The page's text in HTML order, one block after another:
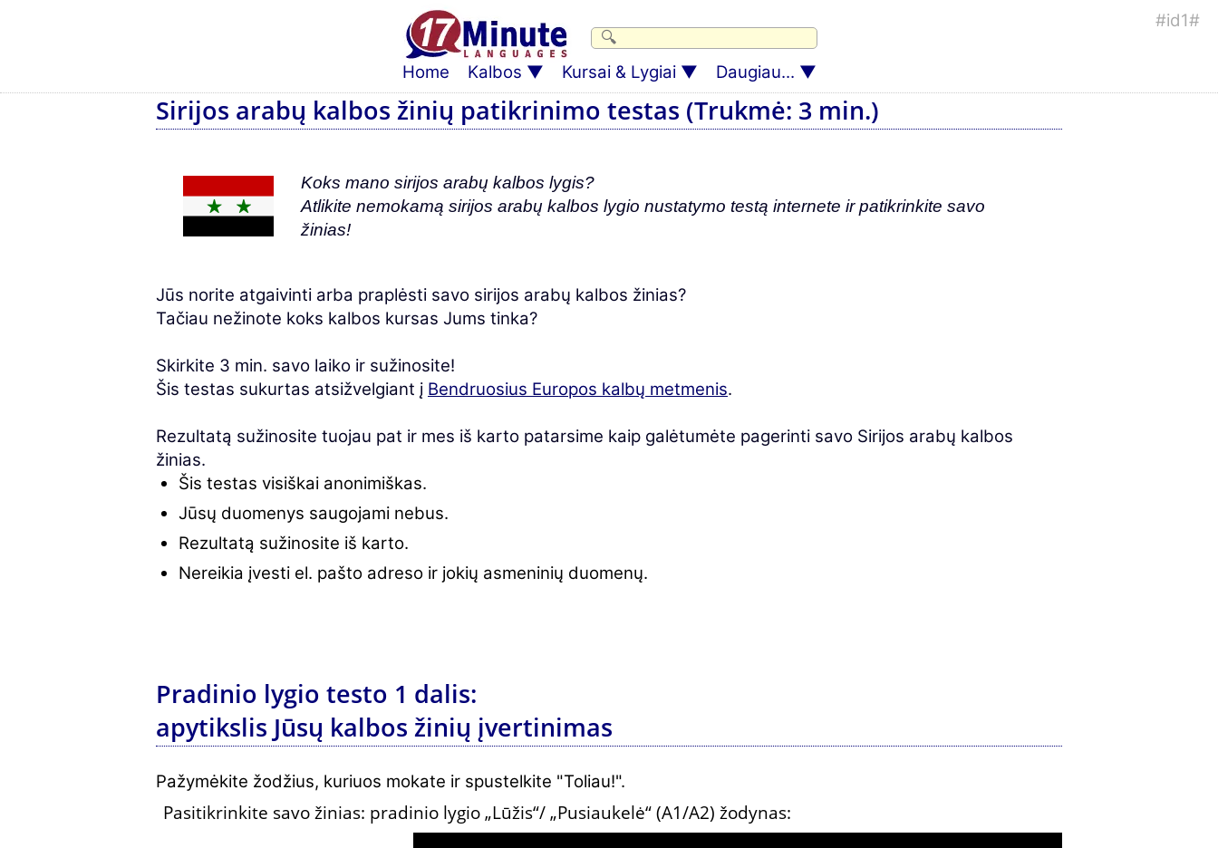
Home Kalbos Kursai & Lygiai Daugiau...
#id1#
Sirijos arabų kalbos žinių patikrinimo testas (Trukmė: 3 min.)
Koks mano sirijos arabų kalbos lygis?
Atlikite nemokamą sirijos arabų kalbos lygio nustatymo testą internete ir patikrinkite savo
žinias!
Jūs norite atgaivinti arba praplėsti savo sirijos arabų kalbos žinias?
Tačiau nežinote koks kalbos kursas Jums tinka?
Skirkite 3 min. savo laiko ir sužinosite!
Šis testas sukurtas atsižvelgiant į Bendruosius Europos kalbų metmenis.
Rezultatą sužinosite tuojau pat ir mes iš karto patarsime kaip galėtumėte pagerinti savo Sirijos arabų kalbos
žinias.
Šis testas visiškai anonimiškas.
Jūsų duomenys saugojami nebus.
Rezultatą sužinosite iš karto.
Nereikia įvesti el. pašto adreso ir jokių asmeninių duomenų.
Pradinio lygio testo 1 dalis:
apytikslis Jūsų kalbos žinių įvertinimas
Pažymėkite žodžius, kuriuos mokate ir spustelkite "Toliau!".
Pasitikrinkite savo žinias: pradinio lygio „Lūžis“/ „Pusiaukelė“ (A1/A2) žodynas: